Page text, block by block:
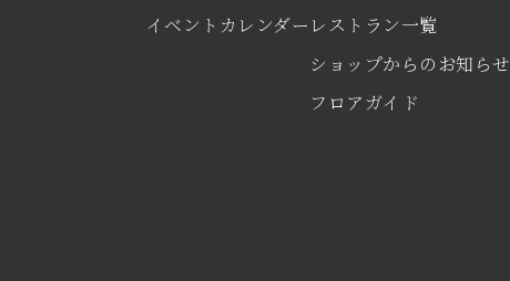
イベントカレンダー レストラン一覧
ショップからのお知らせ
フロアガイド